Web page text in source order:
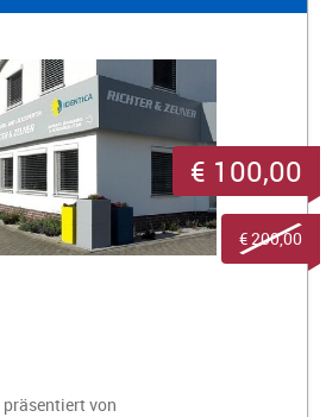
präsentiert von
€ 100,00
€ 200,00